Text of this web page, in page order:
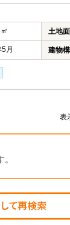
土地
月 建物
表